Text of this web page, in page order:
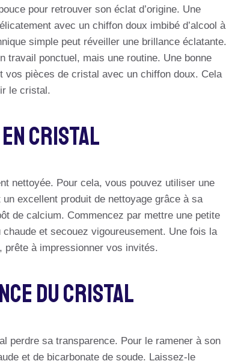
pour retrouver son éclat d’origine. Une
avec un chiffon doux imbibé d’alcool à
simple peut réveiller une brillance éclatante.
travail ponctuel, mais une routine. Une bonne
vos pièces de cristal avec un chiffon doux. Cela
le cristal.
Cristal
nettoyée. Pour cela, vous pouvez utiliser une
excellent produit de nettoyage grâce à sa
de calcium. Commencez par mettre une petite
et secouez vigoureusement. Une fois la
à impressionner vos invités.
Du Cristal
perdre sa transparence. Pour le ramener à son
et de bicarbonate de soude. Laissez-le